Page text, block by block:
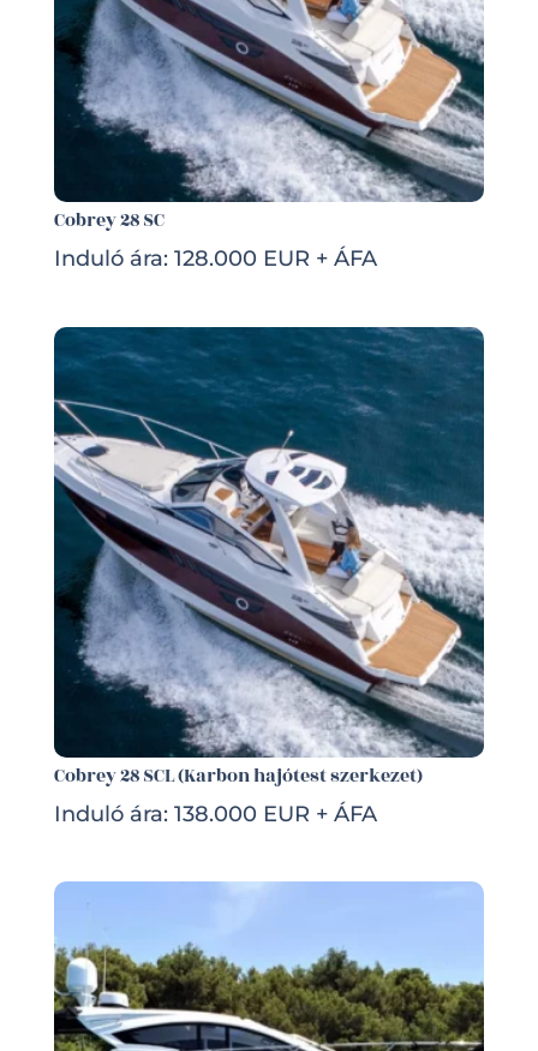
Cobrey 28 SC
Induló ára: 128.000 EUR + ÁFA
Cobrey 28 SCL (Karbon hajótest szerkezet)
Induló ára: 138.000 EUR + ÁFA